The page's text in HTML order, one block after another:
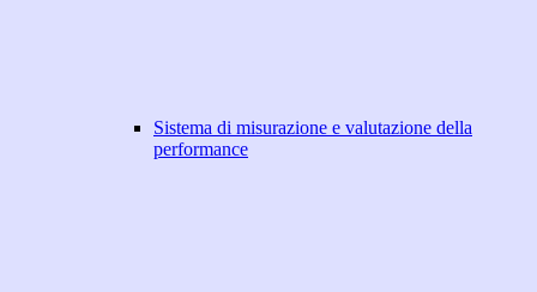
Sistema di misurazione e valutazione della
performance